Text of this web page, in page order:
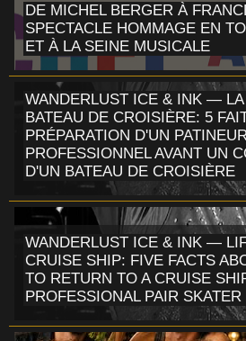
DE MICHEL BERGER À
SPECTACLE HOMMAGE EN
ET À LA SEINE MUSICALE
WANDERLUST ICE & INK —
BATEAU DE CROISIÈRE: 5
PRÉPARATION D'UN PATINEUR
PROFESSIONNEL AVANT UN
D'UN BATEAU DE CROISIÈRE
WANDERLUST ICE & INK —
CRUISE SHIP: FIVE FACTS
TO RETURN TO A CRUISE
PROFESSIONAL PAIR SKATER